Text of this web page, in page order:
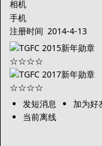
相机
手机
注册时间 2014-4-13
发短消息
加为好
当前离线